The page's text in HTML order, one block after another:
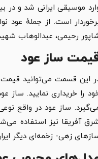
موسیقی ایرانی شد و در
است. از جملهٔ عود
رحیمی، عبدالوهاب
ساز عود
این قسمت می‌توانید قیمت
را خریداری نمایید.
ساز عود در واقع
آفریقا نیز استفاده
زهی- زخمه‌ای دیگر ایران